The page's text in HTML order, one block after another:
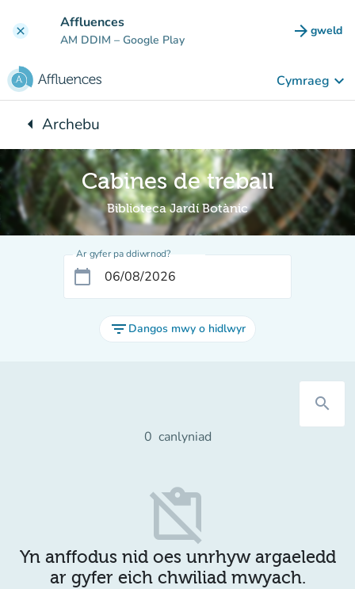
clear Affluences
AM DDIM – Google Play arrow_forward gweld
(tab
Cymraeg keyboard_arrow_down
arrow_leftYn ôl i:
Archebu
Cabines de treball
Biblioteca Jardí Botànic
Ar gyfer pa ddiwrnod?
calendar_today
filter_list Dangos mwy o hidlwyr
search
0 canlyniad
content_paste_off
Yn anffodus nid oes unrhyw argaeledd
ar gyfer eich chwiliad mwyach.